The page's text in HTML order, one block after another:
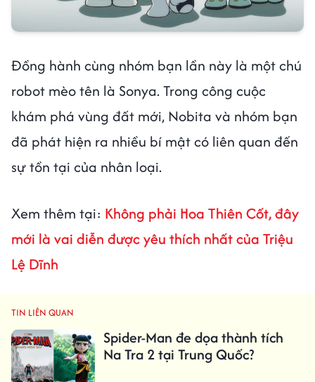
Đồng hành cùng nhóm bạn lần này là một chú
robot mèo tên là Sonya. Trong công cuộc
khám phá vùng đất mới, Nobita và nhóm bạn
đã phát hiện ra nhiều bí mật có liên quan đến
sự tồn tại của nhân loại.
Xem thêm tại: Không phải Hoa Thiên Cốt, đây
mới là vai diễn được yêu thích nhất của Triệu
Lệ Dĩnh
TIN LIÊN QUAN
Spider-Man đe dọa thành tích
Na Tra 2 tại Trung Quốc?